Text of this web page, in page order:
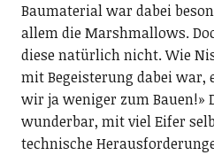
Baumaterial war dabei
allem die Marshmallows.
diese natürlich nicht. Wie
mit Begeisterung dabei war,
wir ja weniger zum Bauen!»
wunderbar, mit viel Eifer
technische